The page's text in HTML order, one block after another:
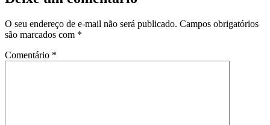
O seu endereço de e-mail não será publicado. Campos obrigatórios
são marcados com *
Comentário *